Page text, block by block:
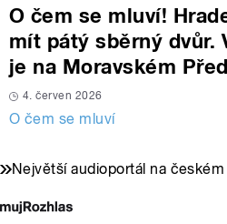
O čem se mluví!
mít pátý sběrný dvůr.
je na Moravském
4. červen 2026
O čem se mluví
Největší audioportál na